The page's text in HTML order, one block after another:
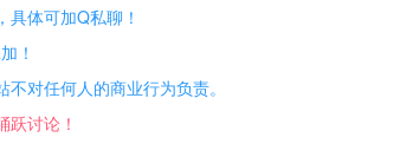
用管它，点击确定就行。
体可加Q私聊！
！
对任何人的商业行为负责。
讨论！